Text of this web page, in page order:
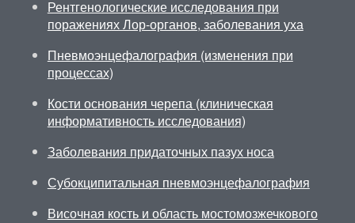
Рентгенологические исследования при
поражениях Лор-органов, заболевания уха
Пневмоэнцефалография (изменения при
процессах)
Кости основания черепа (клиническая
информативность исследования)
Заболевания придаточных пазух носа
Субокципитальная пневмоэнцефалография
Височная кость и область мостомозжечкового